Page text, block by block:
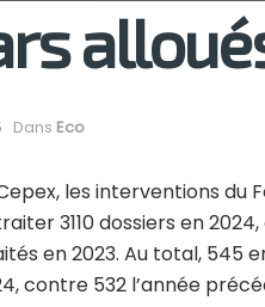
Dans Eco
les interventions
3110 dossiers en
en 2023. Au total, 545
contre 532 l’année